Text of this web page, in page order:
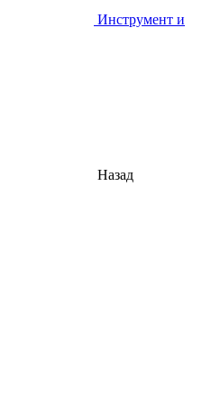
Инструмент и
Назад